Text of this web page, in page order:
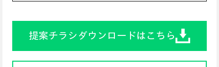
提案チラシダウンロードはこちら